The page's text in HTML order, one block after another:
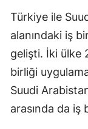
Türkiye ile
alanındaki iş
gelişti. İki ülke
birliği
Suudi
arasında da iş